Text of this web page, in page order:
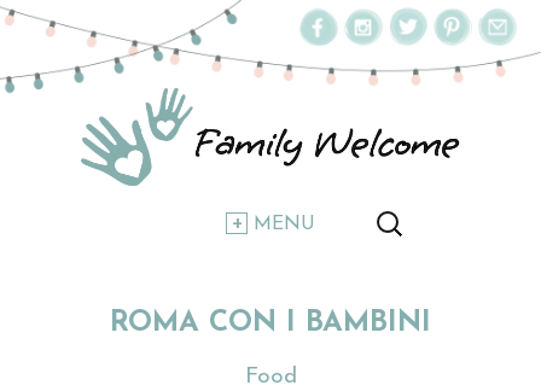
MENU
ROMA CON I BAMBINI
Food